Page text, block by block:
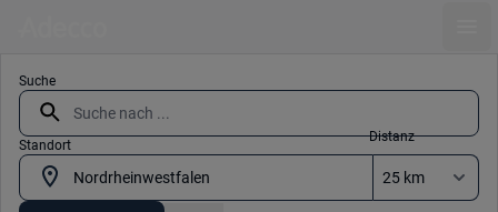
Suche
Standort
Distanz